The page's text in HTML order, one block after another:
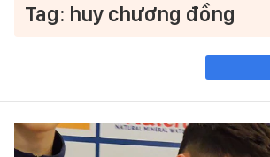
Tag: huy chương đồng